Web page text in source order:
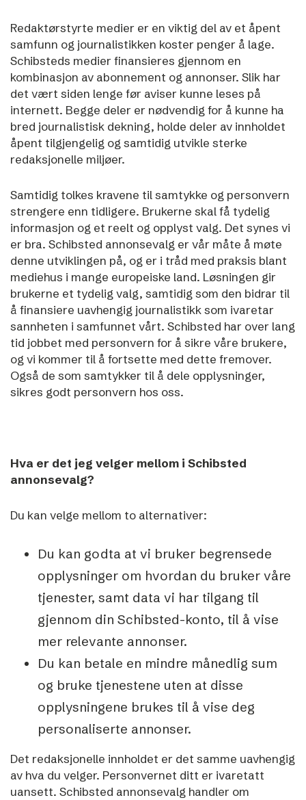
Redaktørstyrte medier er en viktig del av et åpent
samfunn og journalistikken koster penger å lage.
Schibsteds medier finansieres gjennom en
kombinasjon av abonnement og annonser. Slik har
det vært siden lenge før aviser kunne leses på
internett. Begge deler er nødvendig for å kunne ha
bred journalistisk dekning, holde deler av innholdet
åpent tilgjengelig og samtidig utvikle sterke
redaksjonelle miljøer.
Samtidig tolkes kravene til samtykke og personvern
strengere enn tidligere. Brukerne skal få tydelig
informasjon og et reelt og opplyst valg. Det synes vi
er bra. Schibsted annonsevalg er vår måte å møte
denne utviklingen på, og er i tråd med praksis blant
mediehus i mange europeiske land. Løsningen gir
brukerne et tydelig valg, samtidig som den bidrar til
å finansiere uavhengig journalistikk som ivaretar
sannheten i samfunnet vårt. Schibsted har over lang
tid jobbet med personvern for å sikre våre brukere,
og vi kommer til å fortsette med dette fremover.
Også de som samtykker til å dele opplysninger,
sikres godt personvern hos oss.
Hva er det jeg velger mellom i Schibsted
annonsevalg?
Du kan velge mellom to alternativer:
Du kan godta at vi bruker begrensede
opplysninger om hvordan du bruker våre
tjenester, samt data vi har tilgang til
gjennom din Schibsted-konto, til å vise
mer relevante annonser.
Du kan betale en mindre månedlig sum
og bruke tjenestene uten at disse
opplysningene brukes til å vise deg
personaliserte annonser.
Det redaksjonelle innholdet er det samme uavhengig
av hva du velger. Personvernet ditt er ivaretatt
uansett. Schibsted annonsevalg handler om